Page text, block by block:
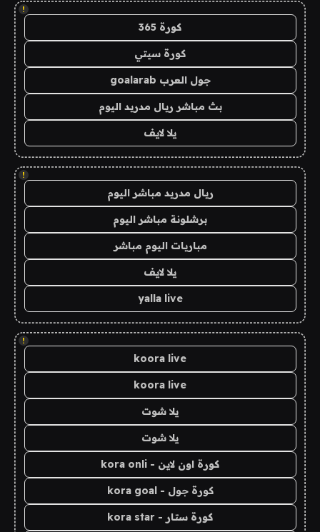
!
كورة 365
كورة سيتي
جول العرب goalarab
بث مباشر ريال مدريد اليوم
يلا لايف
!
ريال مدريد مباشر اليوم
برشلونة مباشر اليوم
مباريات اليوم مباشر
يلا لايف
yalla live
!
koora live
koora live
يلا شوت
يلا شوت
كورة اون لاين - kora onli
كورة جول - kora goal
كورة ستار - kora star